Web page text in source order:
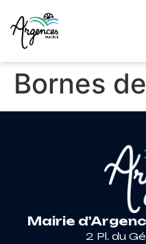
principal
Bornes
Mairie
2 Pl. du